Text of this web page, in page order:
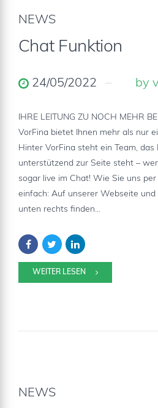
NEWS
Chat Funktion
24/05/2022 by
IHRE LEITUNG ZU NOCH MEHR
VorFina bietet Ihnen mehr als nur
Hinter VorFina steht ein Team, das
unterstützend zur Seite steht –
sogar live im Chat! Wie Sie uns
einfach: Auf unserer Webseite
unten rechts finden...
WEITER LESEN
NEWS